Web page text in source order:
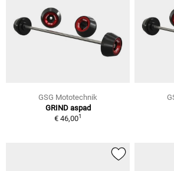
GSG Mototechnik
GRIND aspad
€ 46,001